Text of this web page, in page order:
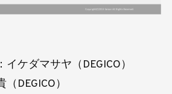
ケダマサヤ（DEGICO）
DEGICO）